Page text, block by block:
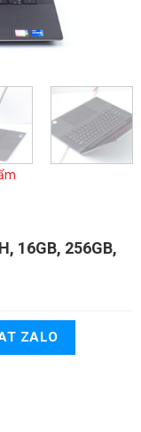
16GB, 256GB,
ZALO